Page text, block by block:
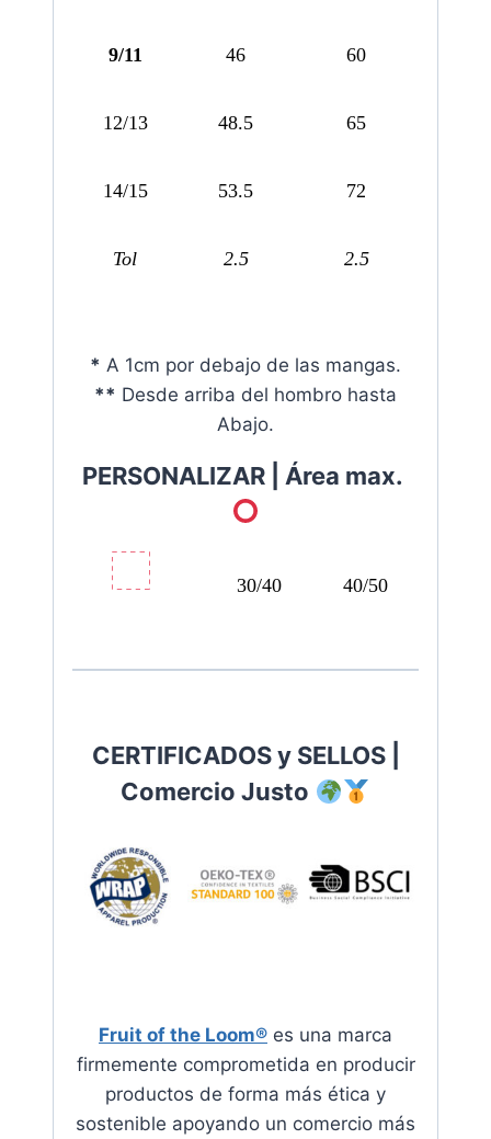
9/11 46 60
12/13 48.5 65
14/15 53.5 72
Tol 2.5 2.5
* A 1cm por debajo de las mangas.
** Desde arriba del hombro hasta
Abajo.
PERSONALIZAR | Área max.
30/40 40/50
CERTIFICADOS y SELLOS |
Comercio Justo
Fruit of the Loom® es una marca
firmemente comprometida en producir
productos de forma más ética y
sostenible apoyando un comercio más